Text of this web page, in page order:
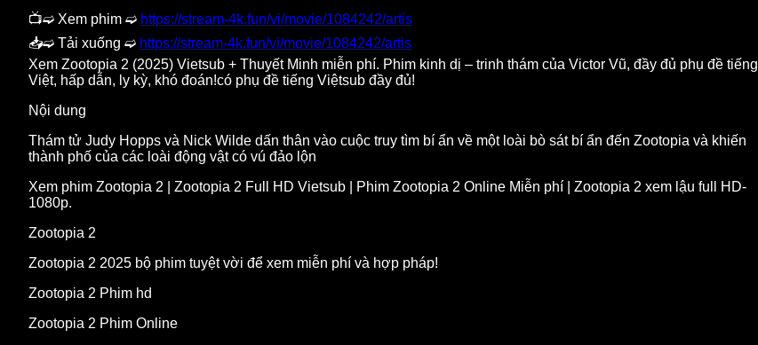
📺➫ Xem phim ➫ https://stream-4k.fun/vi/movie/1084242/artis
📥➫ Tải xuống ➫ https://stream-4k.fun/vi/movie/1084242/artis
Xem Zootopia 2 (2025) Vietsub + Thuyết Minh miễn phí. Phim kinh dị – trinh thám của Victor Vũ, đầy đủ phụ đề tiếng
Việt, hấp dẫn, ly kỳ, khó đoán!có phụ đề tiếng Việtsub đầy đủ!
Nội dung
Thám tử Judy Hopps và Nick Wilde dấn thân vào cuộc truy tìm bí ẩn về một loài bò sát bí ẩn đến Zootopia và khiến
thành phố của các loài động vật có vú đảo lộn
Xem phim Zootopia 2 | Zootopia 2 Full HD Vietsub | Phim Zootopia 2 Online Miễn phí | Zootopia 2 xem lậu full HD-
1080p.
Zootopia 2
Zootopia 2 2025 bộ phim tuyệt vời để xem miễn phí và hợp pháp!
Zootopia 2 Phim hd
Zootopia 2 Phim Online